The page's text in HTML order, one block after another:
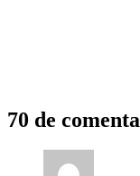
70 de